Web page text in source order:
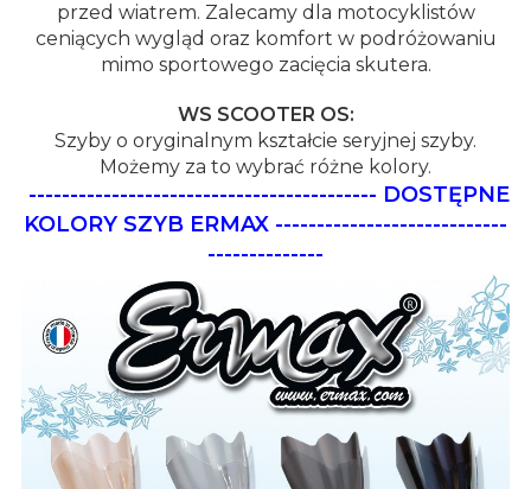
przed wiatrem. Zalecamy dla motocyklistów
ceniących wygląd oraz komfort w podróżowaniu
mimo sportowego zacięcia skutera.
WS SCOOTER OS:
Szyby o oryginalnym kształcie seryjnej szyby.
Możemy za to wybrać różne kolory.
------------------------------------------ DOSTĘPNE
KOLORY SZYB ERMAX ----------------------------
--------------